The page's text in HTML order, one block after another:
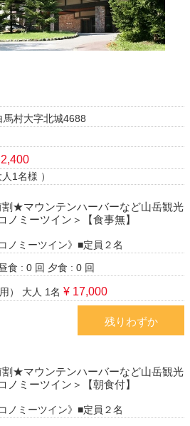
村大字北城4688
1名様 ）
★マウンテンハーバーなど山岳観光
ミーツイン＞【食事無】
ノミーツイン》■定員２名
食 : 0 回 夕食 : 0 回
） 大人 1名 ¥ 17,000
残りわずか
★マウンテンハーバーなど山岳観光
ミーツイン＞【朝食付】
ノミーツイン》■定員２名